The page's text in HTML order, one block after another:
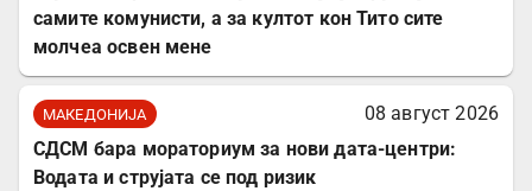
самите комунисти, а за култот кон Тито сите
молчеа освен мене
МАКЕДОНИЈА
08 август 2026
СДСМ бара мораториум за нови дата-центри:
Водата и струјата се под ризик